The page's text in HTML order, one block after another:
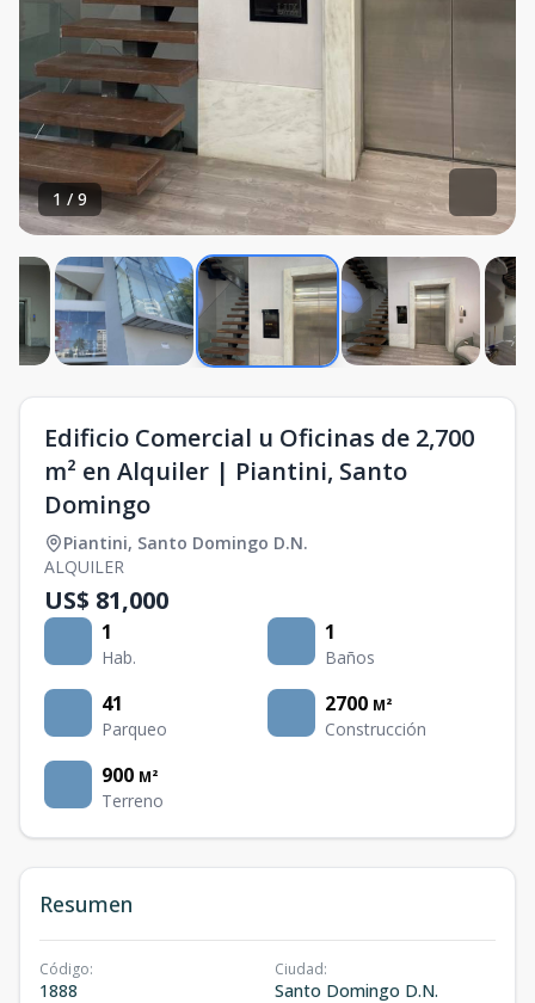
1/9
Edificio Comercial u Oficinas de 2,700
m² en Alquiler | Piantini, Santo
Domingo
Piantini, Santo Domingo D.N.
ALQUILER
US$ 81,000
1
Hab.
1
Baños
41
Parqueo
2700 M²
Construcción
900 M²
Terreno
Resumen
Código:
1888
Ciudad:
Santo Domingo D.N.